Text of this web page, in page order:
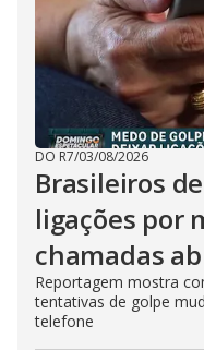
DO R7/03/08/2026
Brasileiros
ligações por
chamadas
Reportagem mostra
tentativas de golpe
telefone